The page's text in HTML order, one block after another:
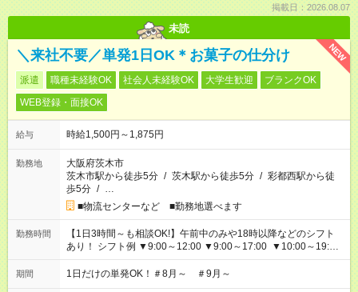
掲載日：2026.08.07
未読
NEW
＼来社不要／単発1日OK＊お菓子の仕分け
派遣 職種未経験OK 社会人未経験OK 大学生歓迎
ブランクOK
WEB登録・面接OK
給与 時給1,500円～1,875円
勤務地
大阪府茨木市
茨木市駅から徒歩5分 / 茨木駅から徒歩5分 / 彩都西駅から徒
歩5分 / …
■物流センターなど ■勤務地選べます
勤務時間
【1日3時間～も相談OK!】午前中のみや18時以降などのシフト
あり！ シフト例 ▼9:00～12:00 ▼9:00～17:00 ▼10:00～19:00
▼18:00～21:00
期間 1日だけの単発OK！＃8月～ ＃9月～